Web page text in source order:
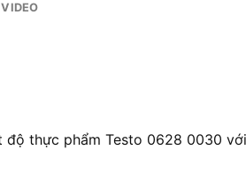
VIDEO
độ thực phẩm Testo 0628 0030